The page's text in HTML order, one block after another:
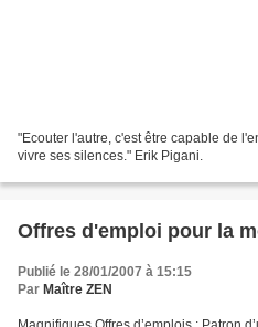
"Ecouter l'autre, c'est être capable de
vivre ses silences." Erik Pigani.
Offres d'emploi pour la
Publié le 28/01/2007 à 15:15
Par Maître ZEN